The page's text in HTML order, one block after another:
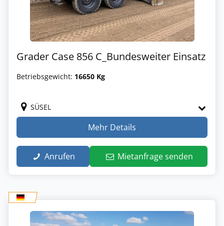
Grader Case 856 C_Bundesweiter Einsatz
Betriebsgewicht: 16650 Kg
SÜSEL
Mehr Details
Anrufen Mietanfrage senden